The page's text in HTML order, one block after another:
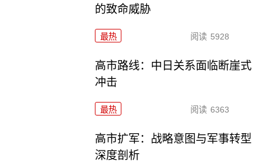
的致命威胁
最热 阅读 5928
高市路线：中日关系面临断崖式
冲击
最热 阅读 6363
高市扩军：战略意图与军事转型
深度剖析